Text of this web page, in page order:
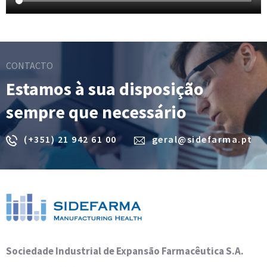
CONTACTO
Estamos à sua disposição
sempre que necessário
(+351) 21 942 61 00 geral@sidefarma.pt
Sociedade Industrial de Expansão Farmacêutica S.A.